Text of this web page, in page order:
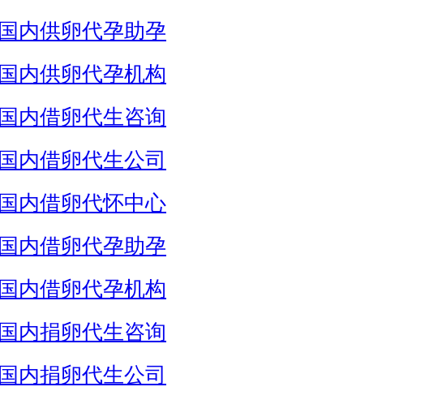
国内供卵代孕助孕
国内供卵代孕机构
国内借卵代生咨询
国内借卵代生公司
国内借卵代怀中心
国内借卵代孕助孕
国内借卵代孕机构
国内捐卵代生咨询
国内捐卵代生公司